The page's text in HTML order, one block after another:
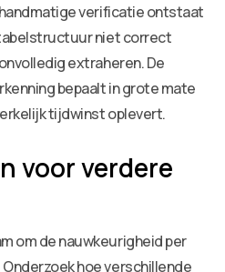
verificatie ontstaat
niet correct
extraheren. De
bepaalt in grote mate
tijdwinst oplevert.
voor verdere
om de nauwkeurigheid per
hoe verschillende